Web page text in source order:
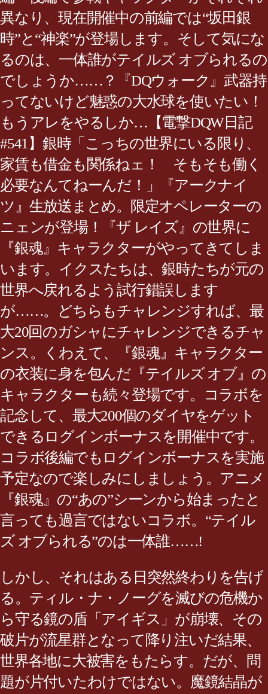
異なり、現在開催中の前編では“坂田銀
時”と“神楽”が登場します。そして気にな
るのは、一体誰がテイルズ オブられるの
でしょうか……？『DQウォーク』武器持
ってないけど魅惑の大水球を使いたい！
もうアレをやるしか…【電撃DQW日記
#541】銀時「こっちの世界にいる限り、
家賃も借金も関係ねェ！ そもそも働く
必要なんてねーんだ！」『アークナイ
ツ』生放送まとめ。限定オペレーターの
ニェンが登場！『ザ レイズ』の世界に
『銀魂』キャラクターがやってきてしま
います。イクスたちは、銀時たちが元の
世界へ戻れるよう試行錯誤します
が……。どちらもチャレンジすれば、最
大20回のガシャにチャレンジできるチャ
ンス。くわえて、『銀魂』キャラクター
の衣装に身を包んだ『テイルズ オブ』の
キャラクターも続々登場です。コラボを
記念して、最大200個のダイヤをゲット
できるログインボーナスを開催中です。
コラボ後編でもログインボーナスを実施
予定なので楽しみにしましょう。アニメ
『銀魂』の“あの”シーンから始まったと
言っても過言ではないコラボ。“テイル
ズ オブられる”のは一体誰……!
しかし、それはある日突然終わりを告げ
る。ティル・ナ・ノーグを滅びの危機か
ら守る鏡の盾「アイギス」が崩壊、その
破片が流星群となって降り注いだ結果、
世界各地に大被害をもたらす。だが、問
題が片付いたわけではない。魔鏡結晶が